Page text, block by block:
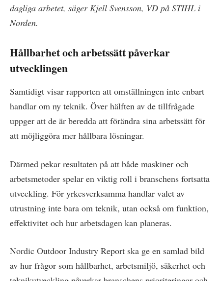
dagliga arbetet, säger Kjell Svensson, VD på STIHL i
Norden.
Hållbarhet och arbetssätt påverkar
utvecklingen
Samtidigt visar rapporten att omställningen inte enbart
handlar om ny teknik. Över hälften av de tillfrågade
uppger att de är beredda att förändra sina arbetssätt för
att möjliggöra mer hållbara lösningar.
Därmed pekar resultaten på att både maskiner och
arbetsmetoder spelar en viktig roll i branschens fortsatta
utveckling. För yrkesverksamma handlar valet av
utrustning inte bara om teknik, utan också om funktion,
effektivitet och hur arbetsdagen kan planeras.
Nordic Outdoor Industry Report ska ge en samlad bild
av hur frågor som hållbarhet, arbetsmiljö, säkerhet och